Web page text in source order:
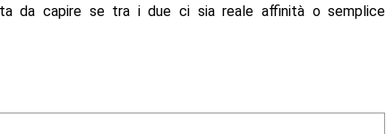
da capire se tra i due ci sia reale affinità o semplice